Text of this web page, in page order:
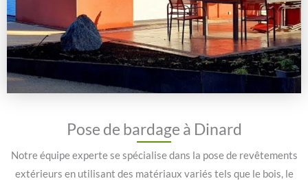
Pose de bardage à Dinard
Notre équipe experte se spécialise dans la pose de revêtements
extérieurs en utilisant des matériaux variés tels que le bois, le